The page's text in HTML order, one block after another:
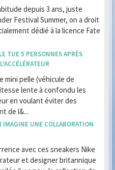
depuis 3 ans, juste
Festival Summer, on a droit
dédié à la licence Fate
TUE 5 PERSONNES APRÈS
mini pelle (véhicule de
lente à confondu les
en voulant éviter des
de l&...
IMAGINE UNE COLLABORATION
avec ces sneakers Nike
et designer britannique